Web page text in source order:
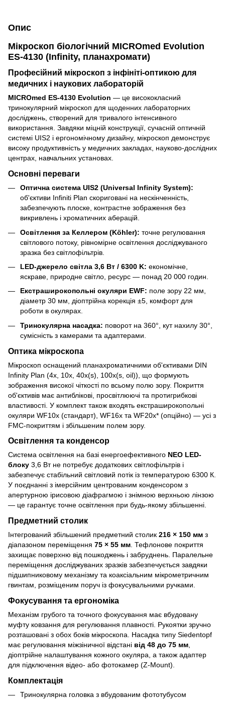
Опис
Мікроскоп біологічний MICROmed Evolution
ES-4130 (Infinity, планахромати)
Професійний мікроскоп з інфініті-оптикою для
медичних і наукових лабораторій
MICROmed ES-4130 Evolution — це висококласний
тринокулярний мікроскоп для щоденних лабораторних
досліджень, створений для тривалого інтенсивного
використання. Завдяки міцній конструкції, сучасній оптичній
системі UIS2 і ергономічному дизайну, мікроскоп демонструє
високу продуктивність у медичних закладах, науково-дослідних
центрах, навчальних установах.
Основні переваги
Оптична система UIS2 (Universal Infinity System):
об'єктиви Infiniti Plan скориговані на нескінченність,
забезпечують плоске, контрастне зображення без
викривлень і хроматичних аберацій.
Освітлення за Келлером (Köhler): точне регулювання
світлового потоку, рівномірне освітлення досліджуваного
зразка без світлофільтрів.
LED-джерело світла 3,6 Вт / 6300 K: економічне,
яскраве, природне світло, ресурс — понад 20 000 годин.
Екстраширокопольні окуляри EWF: поле зору 22 мм,
діаметр 30 мм, діоптрійна корекція ±5, комфорт для
роботи в окулярах.
Тринокулярна насадка: поворот на 360°, кут нахилу 30°,
сумісність з камерами та адаптерами.
Оптика мікроскопа
Мікроскоп оснащений планахроматичними об'єктивами DIN
Infinity Plan (4x, 10x, 40x(s), 100x(s, oil)), що формують
зображення високої чіткості по всьому полю зору. Покриття
об'єктивів має антиблікові, просвітлюючі та протигрибкові
властивості. У комплект також входять екстраширокопольні
окуляри WF10x (стандарт), WF16x та WF20x* (опційно) — усі з
FMC-покриттям і збільшеним полем зору.
Освітлення та конденсор
Система освітлення на базі енергоефективного NEO LED-
блоку 3,6 Вт не потребує додаткових світлофільтрів і
забезпечує стабільний світловий потік із температурою 6300 К.
У поєднанні з імерсійним центрованим конденсором з
апертурною ірисовою діафрагмою і знімною верхньою лінзою
— це гарантує точне освітлення при будь-якому збільшенні.
Предметний столик
Інтегрований збільшений предметний столик 216 × 150 мм з
діапазоном переміщення 75 × 55 мм . Тефлонове покриття
захищає поверхню від пошкоджень і забруднень. Паралельне
переміщення досліджуваних зразків забезпечується завдяки
підшипниковому механізму та коаксіальним мікрометричним
гвинтам, розміщеним поруч із фокусувальними ручками.
Фокусування та ергономіка
Механізм грубого та точного фокусування має вбудовану
муфту ковзання для регулювання плавності. Рукоятки зручно
розташовані з обох боків мікроскопа. Насадка типу Siedentopf
має регулювання міжзіничної відстані від 48 до 75 мм
діоптрійне налаштування кожного окуляра, а також адаптер
для підключення відео- або фотокамер (Z-Mount).
Комплектація
Тринокулярна головка з вбудованим фототубусом